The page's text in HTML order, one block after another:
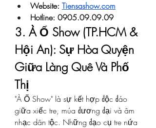
Website: Tiensashow.com
Hotline: 0905.09.09.09
3. À Ố Show (TP.HCM &
Hội An): Sự Hòa Quyện
Giữa Làng Quê Và Phố
Thị
"À Ố Show" là sự kết hợp độc đáo
giữa xiếc tre, múa đương đại và âm
nhạc dân tộc. Những đạo cụ tre nứa